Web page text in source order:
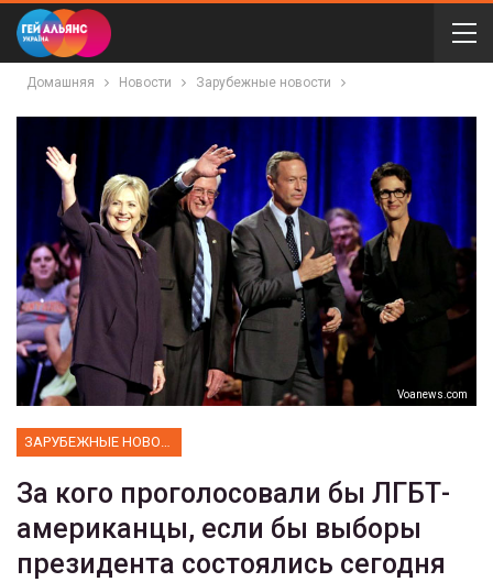
Домашняя Новости Зарубежные новости
Voanews.com
ЗАРУБЕЖНЫЕ НОВОСТИ
За кого проголосовали бы ЛГБТ-
американцы, если бы выборы
президента состоялись сегодня